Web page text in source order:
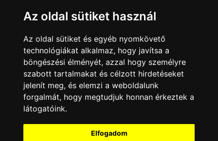
Minden jog fenntartva © 2008 - 2026
Az oldal sütiket használ
Az oldal sütiket és egyéb nyomkövető
technológiákat alkalmaz, hogy javítsa a
böngészési élményét, azzal hogy személyre
szabott tartalmakat és célzott hirdetéseket
jelenít meg, és elemzi a weboldalunk
forgalmát, hogy megtudjuk honnan érkeztek a
látogatóink.
Elfogadom